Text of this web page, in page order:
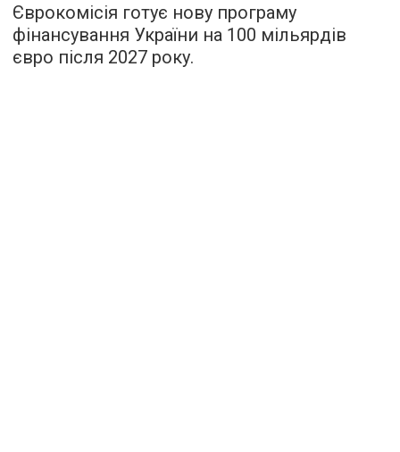
Єврокомісія готує нову програму
фінансування України на 100 мільярдів
євро після 2027 року.